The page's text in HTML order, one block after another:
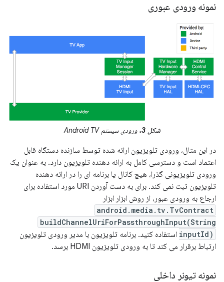
نمونه ورودی عبوری
شکل 3. ورودی سیستم Android TV
در این مثال، ورودی تلویزیون ارائه شده توسط سازنده دستگاه قابل
اعتماد است و دسترسی کامل به ارائه دهنده تلویزیون دارد. به عنوان یک
ورودی تلویزیونی گذرا، هیچ کانال یا برنامه ای را در ارائه دهنده
تلویزیون ثبت نمی کند. برای به دست آوردن URI مورد استفاده برای
ارجاع به ورودی عبور، از روش ابزار ابزار
android.media.tv.TvContract
buildChannelUriForPassthroughInput(String
inputId) استفاده کنید. برنامه تلویزیون با مدیر ورودی تلویزیون
ارتباط برقرار می کند تا به ورودی تلویزیون HDMI برسد.
نمونه تیونر داخلی